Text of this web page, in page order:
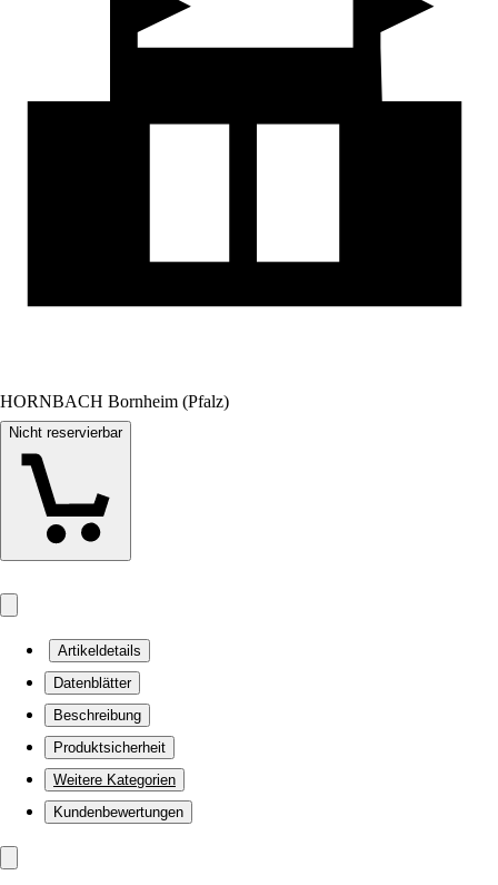
HORNBACH Bornheim (Pfalz)
Nicht reservierbar
Artikeldetails
Datenblätter
Beschreibung
Produktsicherheit
Weitere Kategorien
Kundenbewertungen